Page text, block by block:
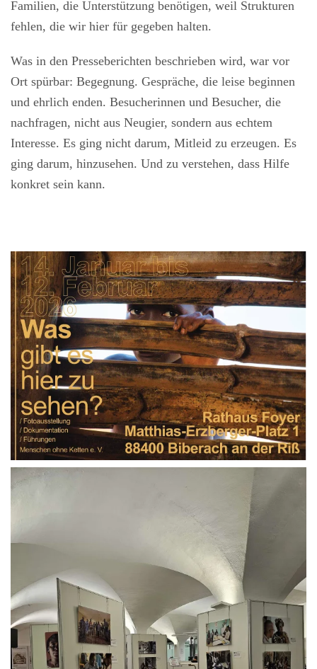
Familien, die Unterstützung benötigen, weil Strukturen
fehlen, die wir hier für gegeben halten.
Was in den Presseberichten beschrieben wird, war vor
Ort spürbar: Begegnung. Gespräche, die leise beginnen
und ehrlich enden. Besucherinnen und Besucher, die
nachfragen, nicht aus Neugier, sondern aus echtem
Interesse. Es ging nicht darum, Mitleid zu erzeugen. Es
ging darum, hinzusehen. Und zu verstehen, dass Hilfe
konkret sein kann.